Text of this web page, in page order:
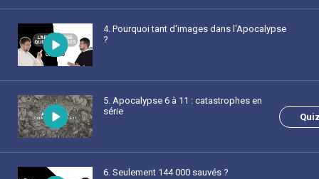
4. Pourquoi tant d'images dans l'Apocalypse
?
5. Apocalypse 6 à 11 : catastrophes en
série
6. Seulement 144 000 sauvés ?